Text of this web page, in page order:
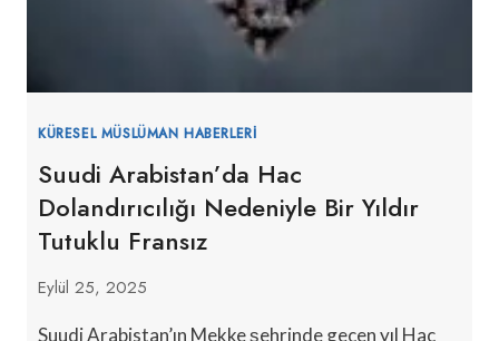
KÜRESEL MÜSLÜMAN HABERLERI
Suudi Arabistan’da Hac
Dolandırıcılığı Nedeniyle Bir Yıldır
Tutuklu Fransız
Eylül 25, 2025
Suudi Arabistan’ın Mekke şehrinde geçen yıl Hac